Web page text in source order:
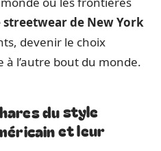
streetwear de New York
devenir le choix
à l’autre bout du monde.
du style
et leur